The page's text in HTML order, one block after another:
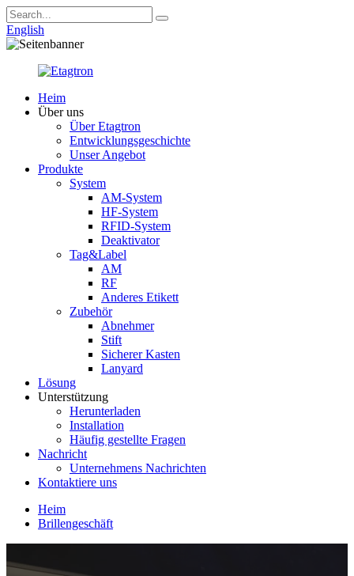
English
Heim
Über uns
Über Etagtron
Entwicklungsgeschichte
Unser Angebot
Produkte
System
AM-System
HF-System
RFID-System
Deaktivator
Tag&Label
AM
RF
Anderes Etikett
Zubehör
Abnehmer
Stift
Sicherer Kasten
Lanyard
Lösung
Unterstützung
Herunterladen
Installation
Häufig gestellte Fragen
Nachricht
Unternehmens Nachrichten
Kontaktiere uns
Heim
Brillengeschäft